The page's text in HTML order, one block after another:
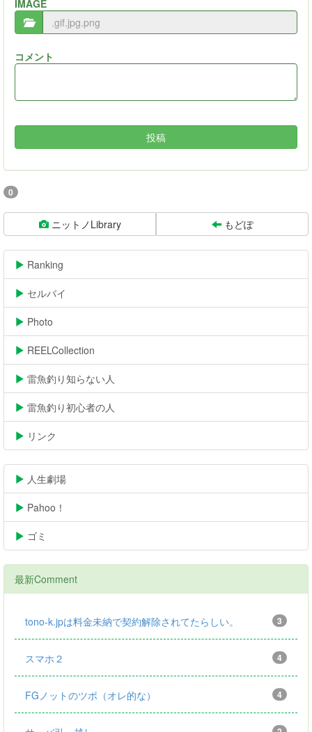
IMAGE
コメント
投稿
0
ニットノLibrary もどぽ
Ranking
セルバイ
Photo
REELCollection
雷魚釣り知らない人
雷魚釣り初心者の人
リンク
人生劇場
Pahoo！
ゴミ
最新Comment
tono-k.jpは料金未納で契約解除されてたらしい。 3
スマホ２ 4
FGノットのツボ（オレ的な） 4